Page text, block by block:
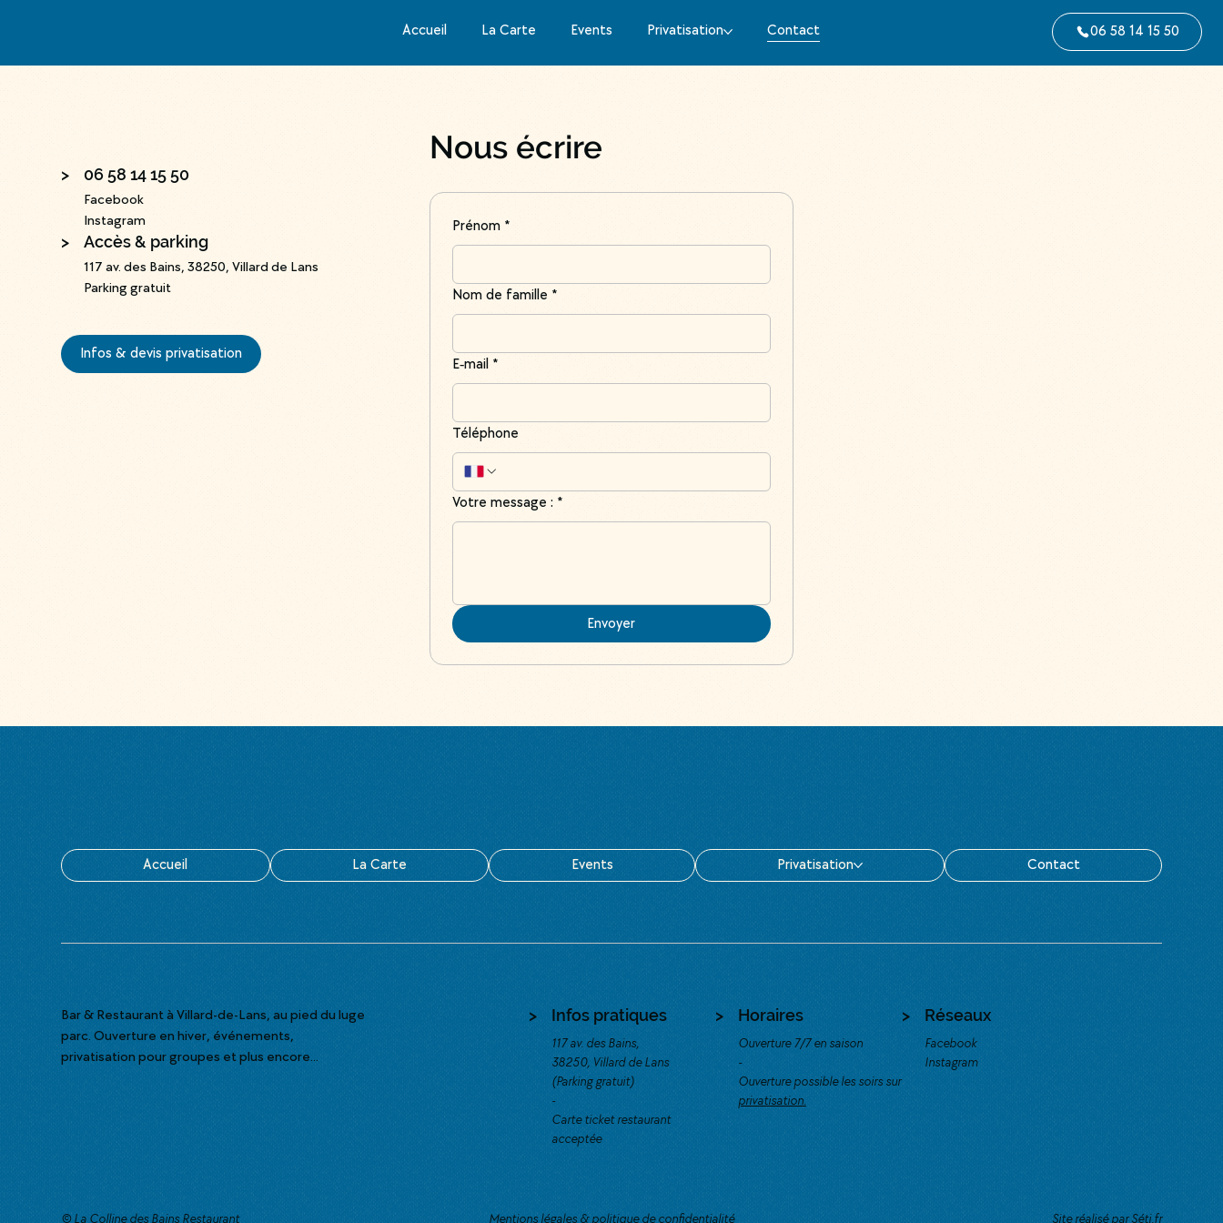
Accueil La Carte Events Privatisation Contact 06 58 14 15 50
> 06 58 14 15 50
Facebook
Instagram
> Accès & parking
117 av. des Bains, 38250, Villard de Lans
Parking gratuit
Infos & devis privatisation
Nous écrire
Prénom *
Nom de famille *
E‑mail *
Téléphone
Votre message : *
Envoyer
Accueil La Carte Events Privatisation Contact
Bar & Restaurant à Villard-de-Lans, au pied du luge
parc. Ouverture en hiver, événements,
privatisation pour groupes et plus encore...
> Infos pratiques
117 av. des Bains,
38250, Villard de Lans
(Parking gratuit)
-
Carte ticket restaurant
acceptée
> Horaires
Ouverture 7/7 en saison
-
Ouverture possible les soirs sur
privatisation.
> Réseaux
Facebook
Instagram
© La Colline des Bains Restaurant Mentions légales & politique de confidentialité Site réalisé par Séti.fr